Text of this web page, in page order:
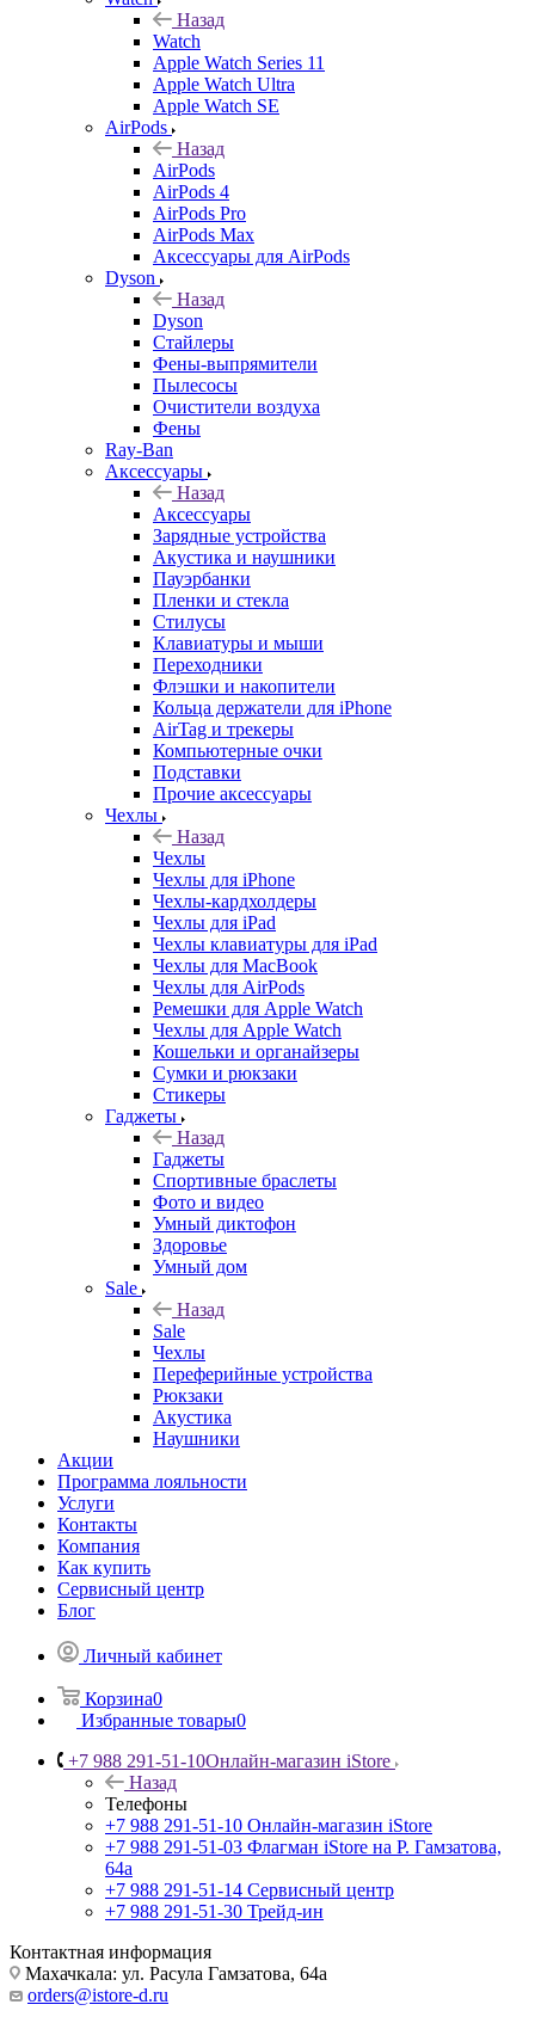
Назад
Watch
Apple Watch Series 11
Apple Watch Ultra
Apple Watch SE
AirPods
Назад
AirPods
AirPods 4
AirPods Pro
AirPods Max
Аксессуары для AirPods
Dyson
Назад
Dyson
Стайлеры
Фены-выпрямители
Пылесосы
Очистители воздуха
Фены
Ray-Ban
Аксессуары
Назад
Аксессуары
Зарядные устройства
Акустика и наушники
Пауэрбанки
Пленки и стекла
Стилусы
Клавиатуры и мыши
Переходники
Флэшки и накопители
Кольца держатели для iPhone
AirTag и трекеры
Компьютерные очки
Подставки
Прочие аксессуары
Чехлы
Назад
Чехлы
Чехлы для iPhone
Чехлы-кардхолдеры
Чехлы для iPad
Чехлы клавиатуры для iPad
Чехлы для MacBook
Чехлы для AirPods
Ремешки для Apple Watch
Чехлы для Apple Watch
Кошельки и органайзеры
Сумки и рюкзаки
Стикеры
Гаджеты
Назад
Гаджеты
Спортивные браслеты
Фото и видео
Умный диктофон
Здоровье
Умный дом
Sale
Назад
Sale
Чехлы
Переферийные устройства
Рюкзаки
Акустика
Наушники
Акции
Программа лояльности
Услуги
Контакты
Компания
Как купить
Сервисный центр
Блог
Личный кабинет
Корзина0
Избранные товары0
+7 988 291-51-10Онлайн-магазин iStore
Назад
Телефоны
+7 988 291-51-10 Онлайн-магазин iStore
+7 988 291-51-03 Флагман iStore на Р. Гамзатова,
64а
+7 988 291-51-14 Сервисный центр
+7 988 291-51-30 Трейд-ин
Контактная информация
Махачкала: ул. Расула Гамзатова, 64а
orders@istore-d.ru